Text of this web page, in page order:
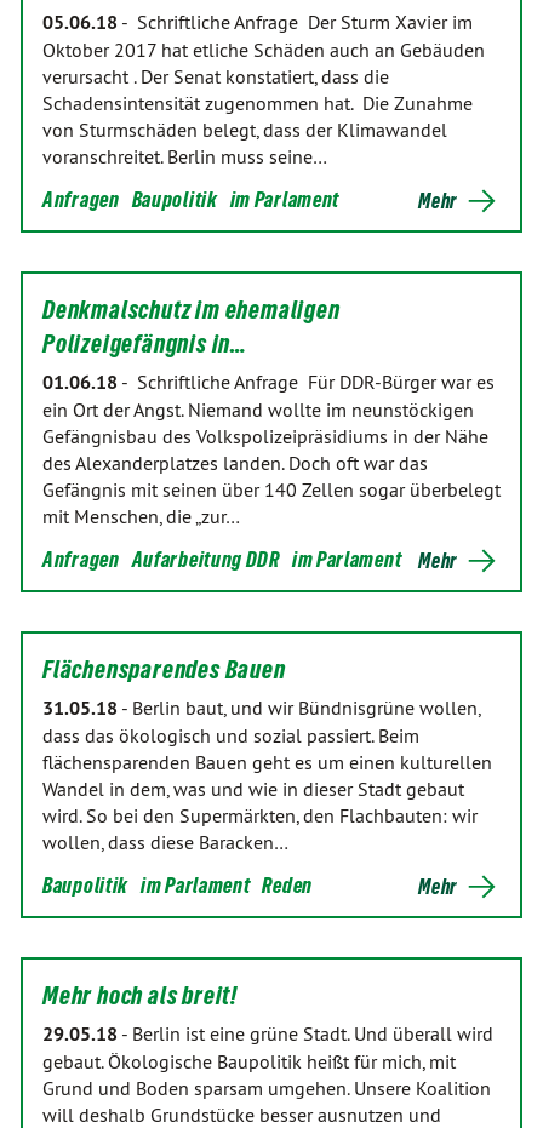
05.06.18 - Schriftliche Anfrage Der Sturm Xavier im
Oktober 2017 hat etliche Schäden auch an Gebäuden
verursacht . Der Senat konstatiert, dass die
Schadensintensität zugenommen hat. Die Zunahme
von Sturmschäden belegt, dass der Klimawandel
voranschreitet. Berlin muss seine…
Anfragen Baupolitik im Parlament Mehr
Denkmalschutz im ehemaligen
Polizeigefängnis in…
01.06.18 - Schriftliche Anfrage Für DDR-Bürger war es
ein Ort der Angst. Niemand wollte im neunstöckigen
Gefängnisbau des Volkspolizeipräsidiums in der Nähe
des Alexanderplatzes landen. Doch oft war das
Gefängnis mit seinen über 140 Zellen sogar überbelegt
mit Menschen, die „zur…
Anfragen Aufarbeitung DDR im Parlament Mehr
Flächensparendes Bauen
31.05.18 - Berlin baut, und wir Bündnisgrüne wollen,
dass das ökologisch und sozial passiert. Beim
flächensparenden Bauen geht es um einen kulturellen
Wandel in dem, was und wie in dieser Stadt gebaut
wird. So bei den Supermärkten, den Flachbauten: wir
wollen, dass diese Baracken…
Baupolitik im Parlament Reden Mehr
Mehr hoch als breit!
29.05.18 - Berlin ist eine grüne Stadt. Und überall wird
gebaut. Ökologische Baupolitik heißt für mich, mit
Grund und Boden sparsam umgehen. Unsere Koalition
will deshalb Grundstücke besser ausnutzen und